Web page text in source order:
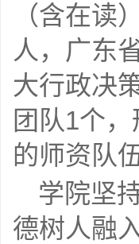
（含在读
人，广东
大行政决
团队1个
的师资队伍
学院坚
德树人融